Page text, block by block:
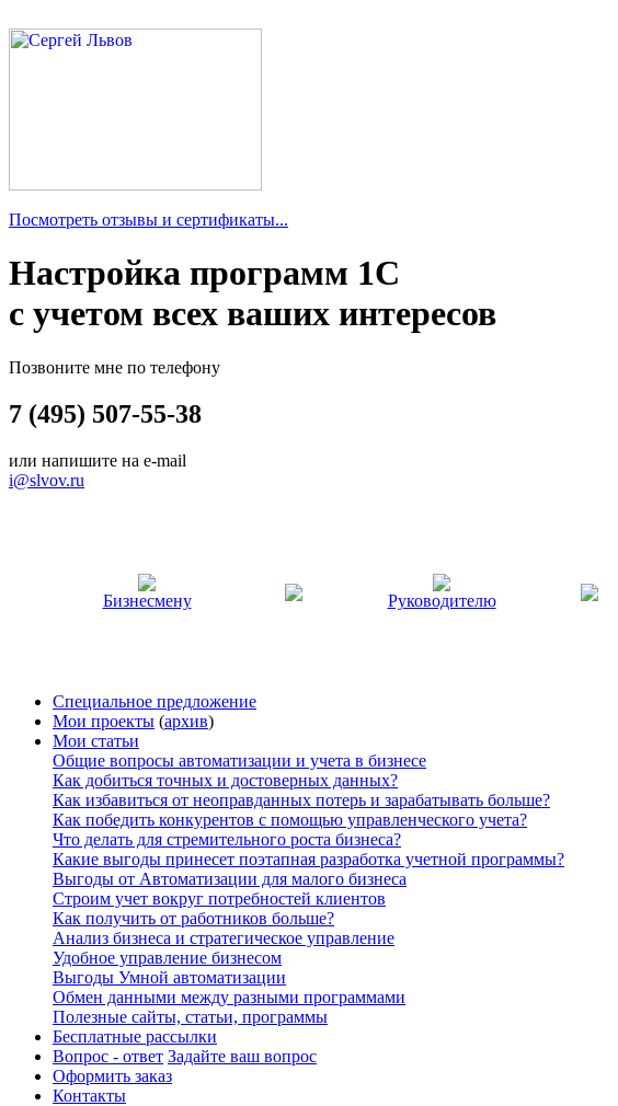
Посмотреть отзывы и сертификаты...
Настройка программ 1С
с учетом всех ваших интересов
Позвоните мне по телефону
7 (495) 507-55-38
или напишите на e-mail
i@slvov.ru
Бизнесмену Руководителю
Специальное предложение
Мои проекты (архив)
Мои статьи
Общие вопросы автоматизации и учета в бизнесе
Как добиться точных и достоверных данных?
Как избавиться от неоправданных потерь и зарабатывать больше?
Как победить конкурентов с помощью управленческого учета?
Что делать для стремительного роста бизнеса?
Какие выгоды принесет поэтапная разработка учетной программы?
Выгоды от Автоматизации для малого бизнеса
Строим учет вокруг потребностей клиентов
Как получить от работников больше?
Анализ бизнеса и стратегическое управление
Удобное управление бизнесом
Выгоды Умной автоматизации
Обмен данными между разными программами
Полезные сайты, статьи, программы
Бесплатные рассылки
Вопрос - ответ Задайте ваш вопрос
Оформить заказ
Контакты